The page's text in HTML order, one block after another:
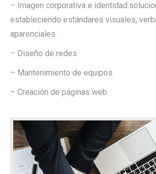
– Imagen corporativa e
estableciendo estándares visuales,
aparenciales.
– Diseño de redes
– Mantenimiento de equipos
– Creación de páginas web